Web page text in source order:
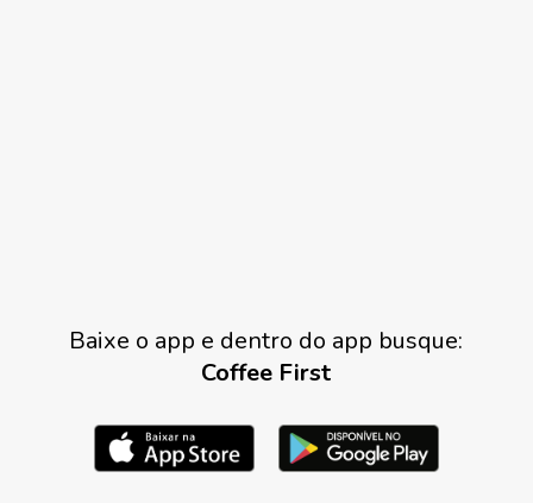
Baixe o app e dentro do app busque:
Coffee First